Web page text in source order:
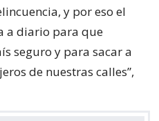
y por eso el
a diario para que
seguro y para sacar a
de nuestras calles”,